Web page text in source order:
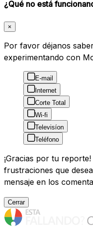
¿Qué no está
×
Por favor déjanos
experimentando con
E-mail
Internet
Corte Total
Wi-fi
Televisíon
Teléfono
¡Gracias por tu
frustraciones que
mensaje en los
Cerrar